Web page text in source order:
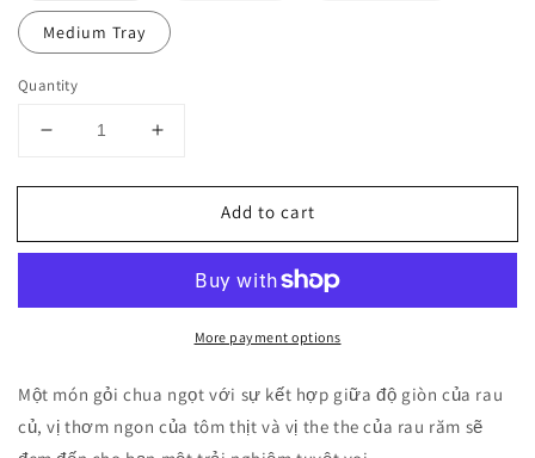
Medium Tray
Quantity
Decrease
for
Ngó
Thịt
Increase
for
Ngó
Tôm
Thịt
Add to cart
More payment options
Một món gỏi chua ngọt với sự kết hợp giữa độ giòn của rau
củ, vị thơm ngon của tôm thịt và vị the the của rau răm sẽ